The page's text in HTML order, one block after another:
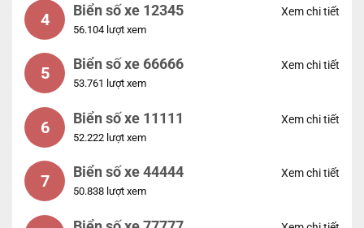
4 Biển số xe 12345
56.104 lượt xem
Xem chi tiết
5 Biển số xe 66666
53.761 lượt xem
Xem chi tiết
6 Biển số xe 11111
52.222 lượt xem
Xem chi tiết
7 Biển số xe 44444
50.838 lượt xem
Xem chi tiết